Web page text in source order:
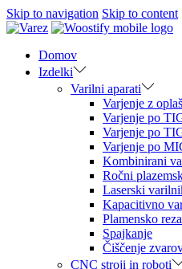
Skip to navigation Skip to content
Domov
Izdelki
Varilni aparati
Varjenje z
Varjenje po
Varjenje po
Varjenje po
Kombinirani
Ročni
Laserski
Kapacitivno
Plamensko
Spajkanje
Čiščenje
CNC stroji in roboti